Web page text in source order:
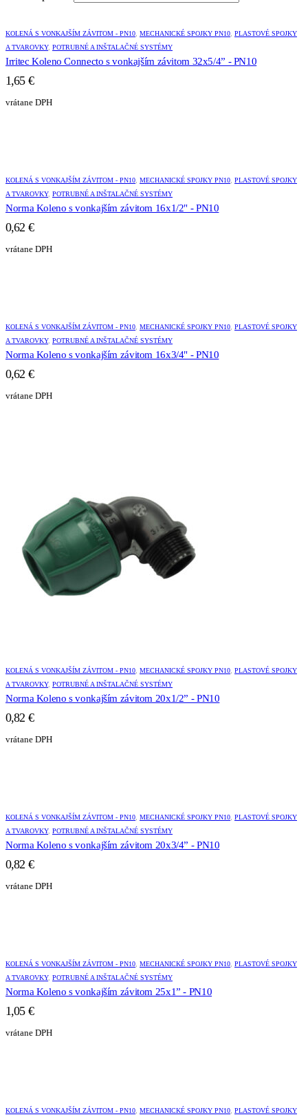
KOLENÁ S VONKAJŠÍM ZÁVITOM - PN10, MECHANICKÉ SPOJKY PN10, PLASTOVÉ SPOJKY
A TVAROVKY, POTRUBNÉ A INŠTALAČNÉ SYSTÉMY
Irritec Koleno Connecto s vonkajším závitom 32x5/4” - PN10
1,65 €
vrátane DPH
KOLENÁ S VONKAJŠÍM ZÁVITOM - PN10, MECHANICKÉ SPOJKY PN10, PLASTOVÉ SPOJKY
A TVAROVKY, POTRUBNÉ A INŠTALAČNÉ SYSTÉMY
Norma Koleno s vonkajším závitom 16x1/2" - PN10
0,62 €
vrátane DPH
KOLENÁ S VONKAJŠÍM ZÁVITOM - PN10, MECHANICKÉ SPOJKY PN10, PLASTOVÉ SPOJKY
A TVAROVKY, POTRUBNÉ A INŠTALAČNÉ SYSTÉMY
Norma Koleno s vonkajším závitom 16x3/4" - PN10
0,62 €
vrátane DPH
KOLENÁ S VONKAJŠÍM ZÁVITOM - PN10, MECHANICKÉ SPOJKY PN10, PLASTOVÉ SPOJKY
A TVAROVKY, POTRUBNÉ A INŠTALAČNÉ SYSTÉMY
Norma Koleno s vonkajším závitom 20x1/2” - PN10
0,82 €
vrátane DPH
KOLENÁ S VONKAJŠÍM ZÁVITOM - PN10, MECHANICKÉ SPOJKY PN10, PLASTOVÉ SPOJKY
A TVAROVKY, POTRUBNÉ A INŠTALAČNÉ SYSTÉMY
Norma Koleno s vonkajším závitom 20x3/4” - PN10
0,82 €
vrátane DPH
KOLENÁ S VONKAJŠÍM ZÁVITOM - PN10, MECHANICKÉ SPOJKY PN10, PLASTOVÉ SPOJKY
A TVAROVKY, POTRUBNÉ A INŠTALAČNÉ SYSTÉMY
Norma Koleno s vonkajším závitom 25x1” - PN10
1,05 €
vrátane DPH
KOLENÁ S VONKAJŠÍM ZÁVITOM - PN10, MECHANICKÉ SPOJKY PN10, PLASTOVÉ SPOJKY